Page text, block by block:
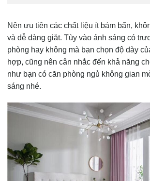
Nên ưu tiên các chất liệu ít bám bẩn,
và dễ dàng giặt. Tùy vào ánh sáng có
phòng hay không mà bạn chọn độ dày
hợp, cũng nên cân nhắc đến khả năng
như bạn có căn phòng ngủ không gian
sáng nhé.